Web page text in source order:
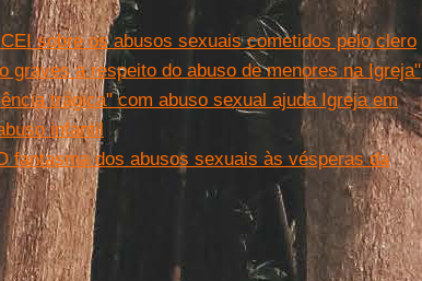
sobre os abusos sexuais cometidos pelo clero
graves a respeito do abuso de menores na Igreja"
trágica" com abuso sexual ajuda Igreja em
infantil
fantasma dos abusos sexuais às vésperas da